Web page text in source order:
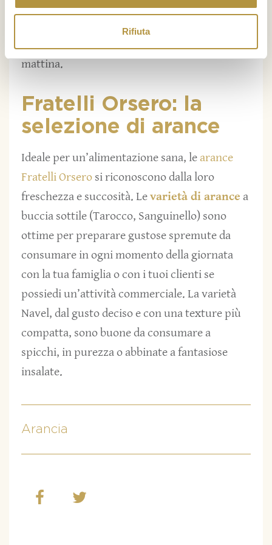
Rifiuta
preparando come un vero chef un secondo
piatto di anatra all’arancia oppure goderti la
tua spremuta di arancia leggera e genuina a
mattina.
Fratelli Orsero: la
selezione di arance
Ideale per un’alimentazione sana, le arance
Fratelli Orsero si riconoscono dalla loro
freschezza e succosità. Levarietà di arance a
buccia sottile (Tarocco, Sanguinello) sono
ottime per preparare gustose spremute da
consumare in ogni momento della giornata
con la tua famiglia o con i tuoi clienti se
possiedi un’attività commerciale. La varietà
Navel, dal gusto deciso e con una texture più
compatta, sono buone da consumare a
spicchi, in purezza o abbinate a fantasiose
insalate.
Arancia